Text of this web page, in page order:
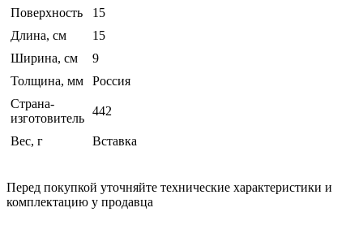
Поверхность
15
Длина, см
15
Ширина, см
9
Толщина, мм
Россия
Страна-
изготовитель
442
Вес, г Вставка
Перед покупкой уточняйте технические характеристики и
комплектацию у продавца